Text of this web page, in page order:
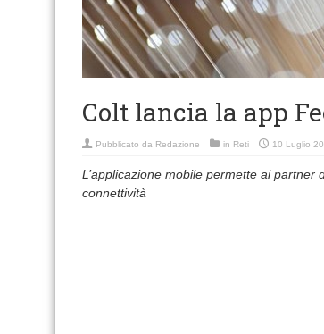
Colt lancia la app
Pubblicato da Redazione in Reti 10 Luglio
L’applicazione mobile permette ai
connettività